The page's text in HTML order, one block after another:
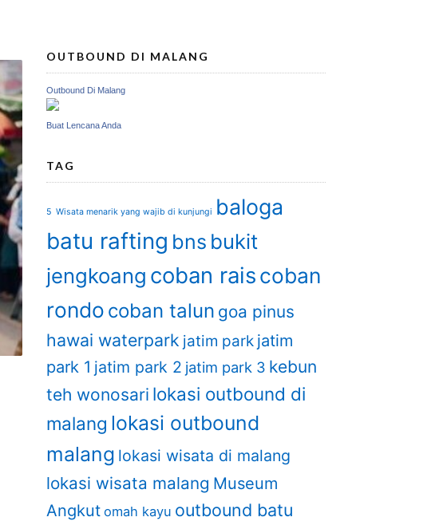
OUTBOUND DI MALANG
Outbound Di Malang
Buat Lencana Anda
TAG
5 Wisata menarik yang wajib di kunjungi baloga
batu rafting bns bukit
jengkoang coban raiscoban
rondo coban talun goa pinus
hawai waterpark jatim park jatim
park 1 jatim park 2 jatim park 3 kebun
teh wonosari lokasi outbound di
malang lokasi outbound
malang lokasi wisata di malang
lokasi wisata malang Museum
Angkut omah kayu outbound batu